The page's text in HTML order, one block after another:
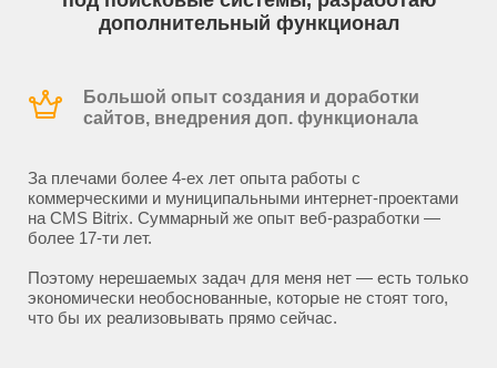
дополнительный функционал
Большой опыт создания и доработки
сайтов, внедрения доп. функционала
За плечами более 4-ех лет опыта работы с
коммерческими и муниципальными интернет-проектами
на CMS Bitrix. Суммарный же опыт веб-разработки —
более 17-ти лет.
Поэтому нерешаемых задач для меня нет — есть только
экономически необоснованные, которые не стоят того,
что бы их реализовывать прямо сейчас.